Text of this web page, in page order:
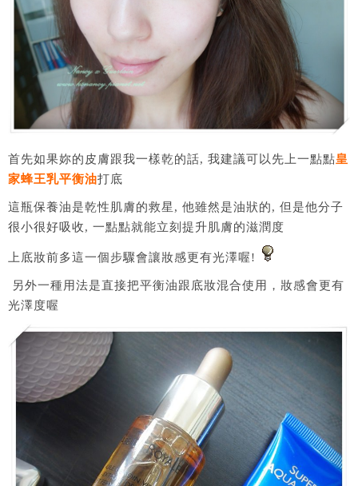
首先如果妳的皮膚跟我一樣乾的話, 我建議可以先上一點點皇
家蜂王乳平衡油打底
這瓶保養油是乾性肌膚的救星, 他雖然是油狀的, 但是他分子
很小很好吸收, 一點點就能立刻提升肌膚的滋潤度
上底妝前多這一個步驟會讓妝感更有光澤喔!
另外一種用法是直接把平衡油跟底妝混合使用，妝感會更有
光澤度喔